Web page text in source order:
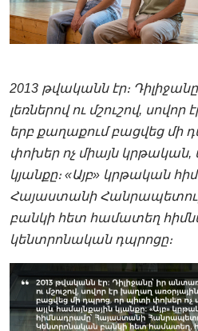
2013 թվականն էր։
լեռներով ու մշուշով,
երբ քաղաքում բացվեց մի
փոխեր ոչ միայն կրթական,
կյանքը։ «Այբ» կրթական
Հայաստանի
բանկի հետ համատեղ
կենտրոնական դպրոցը։